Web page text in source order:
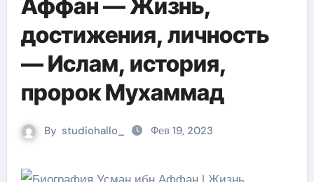
Аффан — Жизнь,
достижения, личность
— Ислам, история,
пророк Мухаммад
By studiohallo_ Фев 19, 2023